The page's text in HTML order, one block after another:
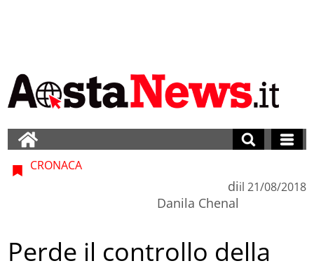
CRONACA
di
Danila Chenal
il 21/08/2018
Perde il controllo della